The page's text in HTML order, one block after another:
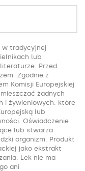
w tradycyjnej
lub
Przed
Zgodnie z
Komisji Europejskiej
żadnych
i żywieniowych. które
lub
Oświadczenie
lub stwarza
organizm. Produkt
jako ekstrakt
Lek nie ma
ani